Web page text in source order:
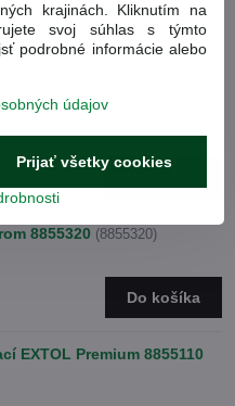
230mm 8855300
8855320 (8855320)
Do košíka
EXTOL Premium 8855110
krajinách. Kliknutím na
svoj súhlas s týmto
podrobné informácie alebo
údajov
Prijať všetky cookies